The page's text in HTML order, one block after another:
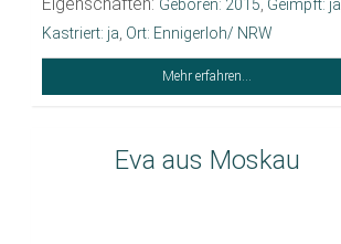
Geboren: 2015 Geimpft: ja
Kastriert: ja Ort: Ennigerloh/ NRW
Mehr erfahren...
Eva aus Moskau